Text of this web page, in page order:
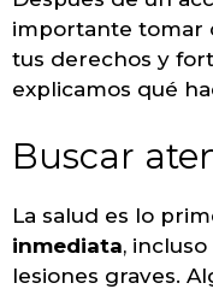
importante tomar
tus derechos y
explicamos qué
Buscar
La salud es lo
inmediata,
lesiones graves.